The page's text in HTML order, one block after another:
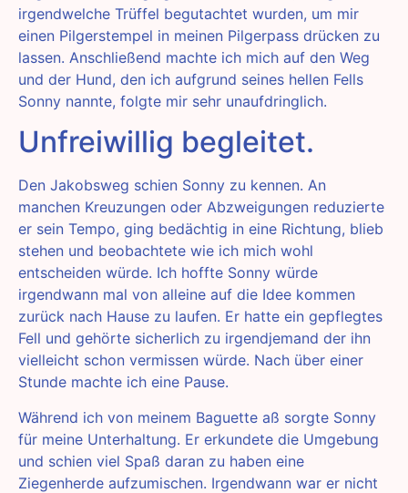
irgendwelche Trüffel begutachtet wurden, um mir
einen Pilgerstempel in meinen Pilgerpass drücken zu
lassen. Anschließend machte ich mich auf den Weg
und der Hund, den ich aufgrund seines hellen Fells
Sonny nannte, folgte mir sehr unaufdringlich.
Unfreiwillig begleitet.
Den Jakobsweg schien Sonny zu kennen. An
manchen Kreuzungen oder Abzweigungen reduzierte
er sein Tempo, ging bedächtig in eine Richtung, blieb
stehen und beobachtete wie ich mich wohl
entscheiden würde. Ich hoffte Sonny würde
irgendwann mal von alleine auf die Idee kommen
zurück nach Hause zu laufen. Er hatte ein gepflegtes
Fell und gehörte sicherlich zu irgendjemand der ihn
vielleicht schon vermissen würde. Nach über einer
Stunde machte ich eine Pause.
Während ich von meinem Baguette aß sorgte Sonny
für meine Unterhaltung. Er erkundete die Umgebung
und schien viel Spaß daran zu haben eine
Ziegenherde aufzumischen. Irgendwann war er nicht